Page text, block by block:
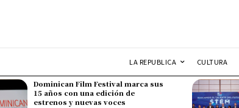
LA REPUBLICA CULTURA
Dominican Film Festival marca sus
15 años con una edición de
estrenos y nuevas voces